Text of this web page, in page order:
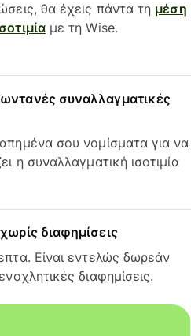
θα έχεις πάντα τη μέση
με τη Wise.
συναλλαγματικές
σου νομίσματα για να
η συναλλαγματική ισοτιμία
διαφημίσεις
Είναι εντελώς δωρεάν
διαφημίσεις.